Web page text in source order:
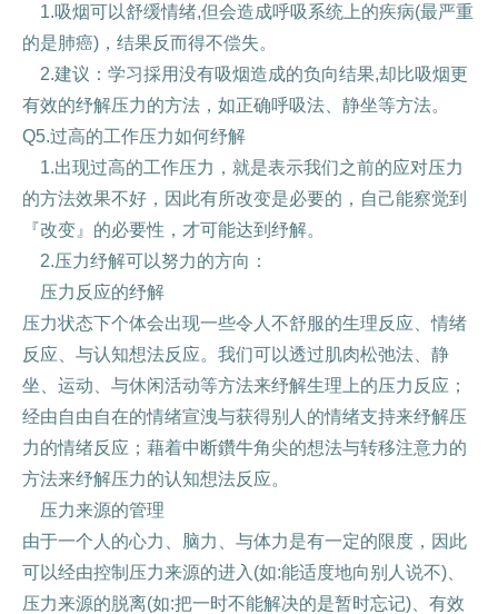
1.吸烟可以舒缓情绪,但会造成呼吸系统上的疾病(最严重
的是肺癌)，结果反而得不偿失。
2.建议：学习採用没有吸烟造成的负向结果,却比吸烟更
有效的纾解压力的方法，如正确呼吸法、静坐等方法。
Q5.过高的工作压力如何纾解
1.出现过高的工作压力，就是表示我们之前的应对压力
的方法效果不好，因此有所改变是必要的，自己能察觉到
『改变』的必要性，才可能达到纾解。
2.压力纾解可以努力的方向：
压力反应的纾解
压力状态下个体会出现一些令人不舒服的生理反应、情绪
反应、与认知想法反应。我们可以透过肌肉松弛法、静
坐、运动、与休闲活动等方法来纾解生理上的压力反应；
经由自由自在的情绪宣洩与获得别人的情绪支持来纾解压
力的情绪反应；藉着中断鑽牛角尖的想法与转移注意力的
方法来纾解压力的认知想法反应。
压力来源的管理
由于一个人的心力、脑力、与体力是有一定的限度，因此
可以经由控制压力来源的进入(如:能适度地向别人说不)、
压力来源的脱离(如:把一时不能解决的是暂时忘记)、有效